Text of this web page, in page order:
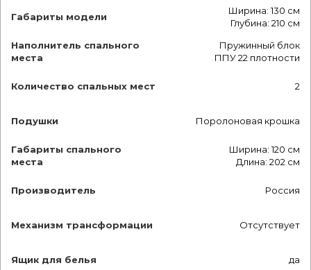
Габариты модели
Ширина: 130 см
Глубина: 210 см
Наполнитель спального
места
Пружинный блок
ППУ 22 плотности
Количество спальных мест 2
Подушки Поролоновая крошка
Габариты спального
места
Ширина: 120 см
Длина: 202 см
Производитель Россия
Механизм трансформации Отсутствует
Ящик для белья да